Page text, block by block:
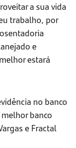
a sua vida
trabalho, por
e
estará
no banco
banco
e Fractal